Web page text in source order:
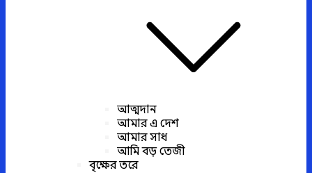
আত্মদান
আমার এ দেশ
আমার সাধ
আমি বড় তেজী
বৃক্ষের তরে